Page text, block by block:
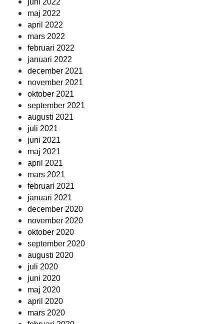
juni 2022
maj 2022
april 2022
mars 2022
februari 2022
januari 2022
december 2021
november 2021
oktober 2021
september 2021
augusti 2021
juli 2021
juni 2021
maj 2021
april 2021
mars 2021
februari 2021
januari 2021
december 2020
november 2020
oktober 2020
september 2020
augusti 2020
juli 2020
juni 2020
maj 2020
april 2020
mars 2020